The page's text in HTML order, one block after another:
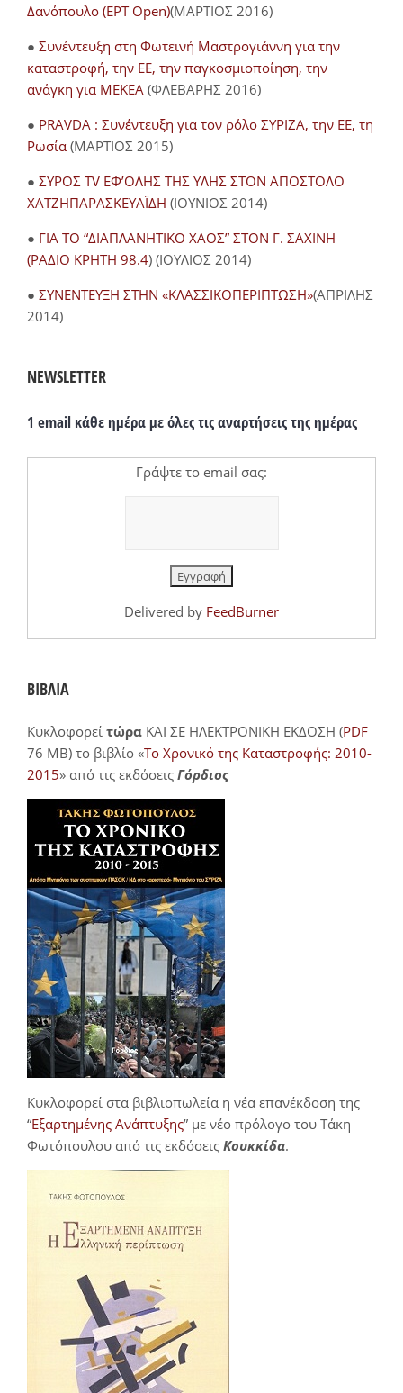
Δανόπουλο (ΕΡΤ Open)(ΜΑΡΤΙΟΣ 2016)
● Συνέντευξη στη Φωτεινή Μαστρογιάννη για την
καταστροφή, την ΕΕ, την παγκοσμιοποίηση, την
ανάγκη για ΜΕΚΕΑ (ΦΛΕΒΑΡΗΣ 2016)
● PRAVDA : Συνέντευξη για τον ρόλο ΣΥΡΙΖΑ, την ΕΕ, τη
Ρωσία (ΜΑΡΤΙΟΣ 2015)
● ΣΥΡΟΣ TV ΕΦ’ΟΛΗΣ ΤΗΣ ΥΛΗΣ ΣΤΟΝ ΑΠΟΣΤΟΛΟ
ΧΑΤΖΗΠΑΡΑΣΚΕΥΑΪΔΗ (ΙΟΥΝΙΟΣ 2014)
● ΓΙΑ ΤΟ “ΔΙΑΠΛΑΝΗΤΙΚΟ ΧΑΟΣ” ΣΤΟΝ Γ. ΣΑΧΙΝΗ
(ΡΑΔΙΟ ΚΡΗΤΗ 98.4) (ΙΟΥΛΙΟΣ 2014)
● ΣΥΝΕΝΤΕΥΞΗ ΣΤΗΝ «ΚΛΑΣΣΙΚΟΠΕΡΙΠΤΩΣΗ»(ΑΠΡΙΛΗΣ
2014)
NEWSLETTER
1 email κάθε ημέρα με όλες τις αναρτήσεις της ημέρας
Γράψτε το email σας:
Delivered by FeedBurner
ΒΙΒΛΙΑ
Κυκλοφορεί τώρα ΚΑΙ ΣΕ ΗΛΕΚΤΡΟΝΙΚΗ ΕΚΔΟΣΗ (PDF
76 MB) το βιβλίο «Το Χρονικό της Καταστροφής: 2010-
2015» από τις εκδόσεις Γόρδιος
Κυκλοφορεί στα βιβλιοπωλεία η νέα επανέκδοση της
“Εξαρτημένης Ανάπτυξης” με νέο πρόλογο του Τάκη
Φωτόπουλου από τις εκδόσεις Κουκκίδα.